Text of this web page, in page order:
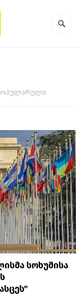
სოხუმისა